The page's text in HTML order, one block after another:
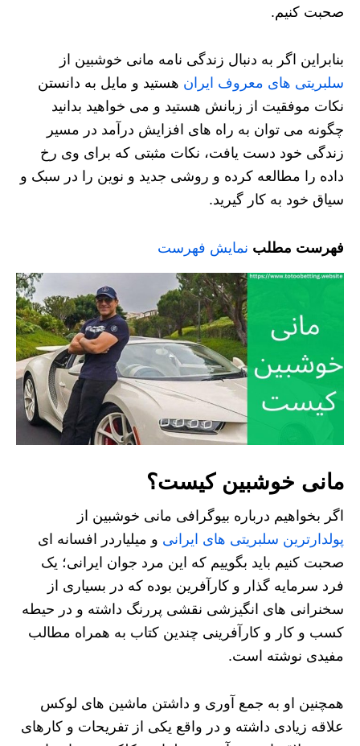
صحبت کنیم.
بنابراین اگر به دنبال زندگی نامه مانی خوشبین از
سلبریتی های معروف ایران هستید و مایل به دانستن
نکات موفقیت از زبانش هستید و می خواهید بدانید
چگونه می توان به راه های افزایش درآمد در مسیر
زندگی خود دست یافت، نکات مثبتی که برای وی رخ
داده را مطالعه کرده و روشی جدید و نوین را در سبک و
سیاق خود به کار گیرید.
فهرست مطلب نمایش فهرست
مانی خوشبین کیست؟
اگر بخواهیم درباره بیوگرافی مانی خوشبین از
پولدارترین سلبریتی های ایرانی و میلیاردر افسانه ای
صحبت کنیم باید بگوییم که این مرد جوان ایرانی؛ یک
فرد سرمایه گذار و کارآفرین بوده که در بسیاری از
سخنرانی های انگیزشی نقشی پررنگ داشته و در حیطه
کسب و کار و کارآفرینی چندین کتاب به همراه مطالب
مفیدی نوشته است.
همچنین او به جمع آوری و داشتن ماشین های لوکس
علاقه زیادی داشته و در واقع یکی از تفریحات و کارهای